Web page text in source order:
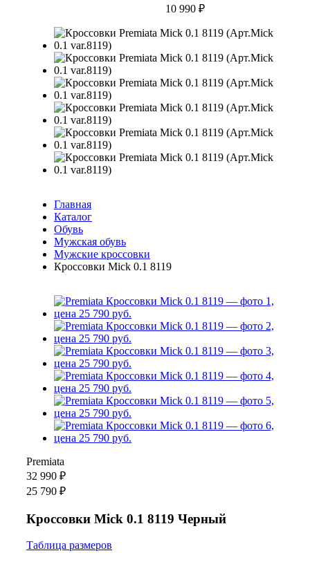
10 990 ₽
Главная
Каталог
Обувь
Мужская обувь
Мужские кроссовки
Кроссовки Mick 0.1 8119
Premiata
32 990 ₽
25 790 ₽
Кроссовки Mick 0.1 8119 Черный
Таблица размеров